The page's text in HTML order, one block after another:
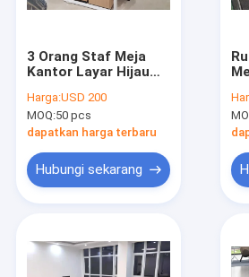
3 Orang Staf Meja
Kantor Layar Hijau
Bagian Atas Kayu
Dan Rangka Baja
Harga:USD 200
MOQ:50 pcs
dapatkan harga terbaru
Hubungi sekarang